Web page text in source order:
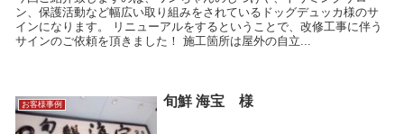
ン、保護活動など幅広い取り組みをされているドッグデュッカ様のサ
インになります。 リニューアルをするということで、改修工事に伴う
サインのご依頼を頂きました！ 施工箇所は屋外の自立...
お客様事例 旬鮮 海宝 様